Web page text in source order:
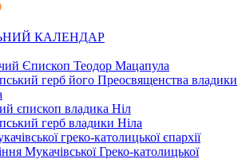
КАЛЕНДАР
Єпископ Теодор Мацапула
герб його Преосвященства владики
єпископ владика Ніл
герб владики Ніла
греко-католицької єпархії
Мукачівської Греко-католицької